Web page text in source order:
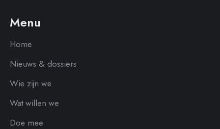
Menu
Home
Nieuws & dossiers
Wie zijn we
Wat willen we
Doe mee